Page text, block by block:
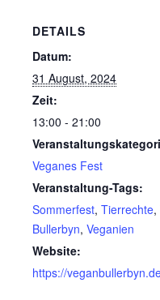
DETAILS
Datum:
31 August, 2024
Zeit:
13:00 - 21:00
Veganes Fest
Veranstaltung-Tags:
Sommerfest, Tierrechte,
Bullerbyn, Veganien
Website:
https://